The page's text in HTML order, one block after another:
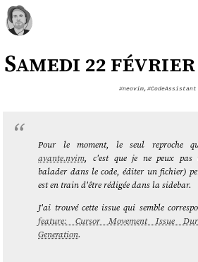
Samedi 22 février
#neovim, #CodeAssistant
Pour le moment, le seul reproche
avante.nvim, c'est que je ne peux
balader dans le code, éditer un fichier)
est en train d'être rédigée dans la sidebar.
J'ai trouvé cette issue qui semble
feature: Cursor Movement Issue
Generation.